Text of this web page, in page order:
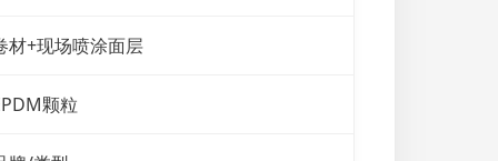
材+现场喷涂面层
颗粒